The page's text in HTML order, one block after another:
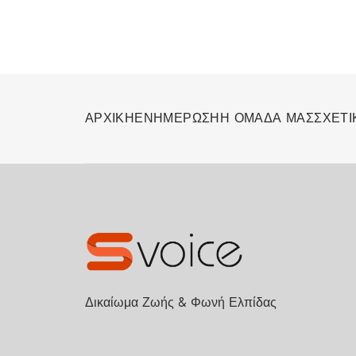
ΑΡΧΙΚΗΕΝΗΜΕΡΩΣΗΗ ΟΜΑΔΑ ΜΑΣ
Δικαίωμα Ζωής & Φωνή Ελπίδας